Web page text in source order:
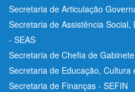
Secretaria de Articulação
Secretaria de Assistência
- SEAS
Secretaria de Chefia de
Secretaria de Educação, Cultura
Secretaria de Finanças - SEFIN